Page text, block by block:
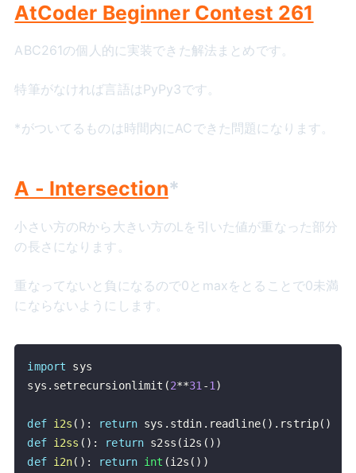
AtCoder Beginner Contest 261
ABC261の個人的に実装できた解法まとめです。
特筆がなければ言語はPyPy3です。
*がついてるものは時間内にACできた問題になります。
A - Intersection*
小さい方のRから大きい方のLを引いた値が重なった部分
の長さになります。
重なってないと負になるので0とmaxをとることで0未満
にならないようにします。
import
sys . setrecursionlimit (2**31 -1 )
def i2s ( ) : return sys . stdin . readline( ) . rstrip( )
def i2ss ( ) : return s2ss (i2s ( ) )
def i2n( ) : return int (i2s ( ) )